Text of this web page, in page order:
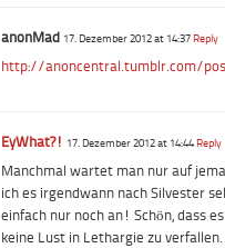
anonMad 17. Dezember 2012 at 14:37 Reply
http://anoncentral.tumblr.com/
EyWhat?! 17. Dezember 2012 at 14:44 Reply
Manchmal wartet man nur auf
ich es irgendwann nach Silvester
einfach nur noch an! Schön, dass
keine Lust in Lethargie zu